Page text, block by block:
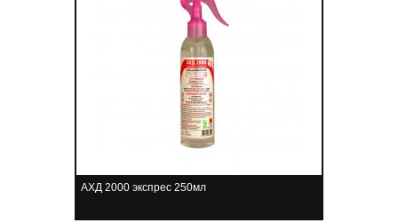
АХД 2000 экспрес 250мл